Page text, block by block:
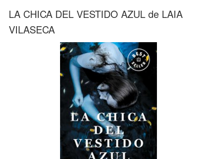
LA CHICA DEL VESTIDO AZUL de LAIA
VILASECA